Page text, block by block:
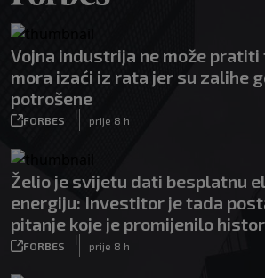
Vojna industrija ne može pratiti
mora izaći iz rata jer su zalihe
potrošene
FORBES
|
prije 8 h
Želio je svijetu dati besplatnu
energiju: Investitor je tada
pitanje koje je promijenilo
FORBES
|
prije 8 h